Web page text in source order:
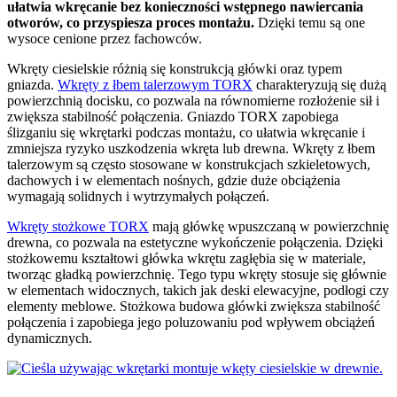
ułatwia wkręcanie bez konieczności wstępnego nawiercania
otworów, co przyspiesza proces montażu. Dzięki temu są one
wysoce cenione przez fachowców.
Wkręty ciesielskie różnią się konstrukcją główki oraz typem
gniazda. Wkręty z łbem talerzowym TORX charakteryzują się dużą
powierzchnią docisku, co pozwala na równomierne rozłożenie sił i
zwiększa stabilność połączenia. Gniazdo TORX zapobiega
ślizganiu się wkrętarki podczas montażu, co ułatwia wkręcanie i
zmniejsza ryzyko uszkodzenia wkręta lub drewna. Wkręty z łbem
talerzowym są często stosowane w konstrukcjach szkieletowych,
dachowych i w elementach nośnych, gdzie duże obciążenia
wymagają solidnych i wytrzymałych połączeń.
Wkręty stożkowe TORX mają główkę wpuszczaną w powierzchnię
drewna, co pozwala na estetyczne wykończenie połączenia. Dzięki
stożkowemu kształtowi główka wkrętu zagłębia się w materiale,
tworząc gładką powierzchnię. Tego typu wkręty stosuje się głównie
w elementach widocznych, takich jak deski elewacyjne, podłogi czy
elementy meblowe. Stożkowa budowa główki zwiększa stabilność
połączenia i zapobiega jego poluzowaniu pod wpływem obciążeń
dynamicznych.